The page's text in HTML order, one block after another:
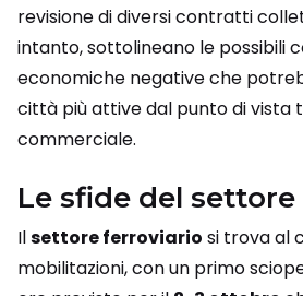
revisione di diversi contratti
intanto, sottolineano le possibili
economiche negative che
città più attive dal punto di vista
commerciale.
Le sfide del
Ilsettore ferroviario si trova al
mobilitazioni, con un primo